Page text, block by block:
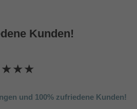
Kunden!
und 100% zufriedene Kunden!